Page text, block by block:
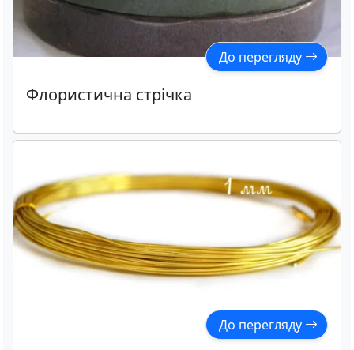
До перегляду
Флористична стрічка
До перегляду